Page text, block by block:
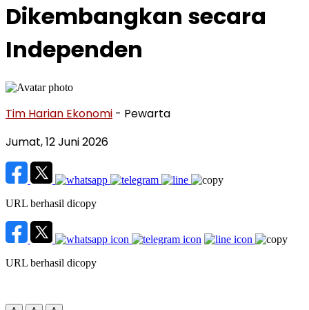
Dikembangkan secara
Independen
Tim Harian Ekonomi - Pewarta
Jumat, 12 Juni 2026
URL berhasil dicopy
URL berhasil dicopy